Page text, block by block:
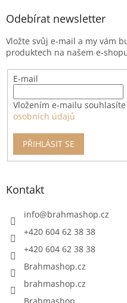
Odebírat newsletter
Vložte svůj e-mail a my vám
produktech na našem e-
E-mail
Vložením e-mailu souhlasíte
osobních údajů
PŘIHLÁSIT SE
Kontakt
info@brahmashop.cz
+420 604 62 38 38
+420 604 62 38 38
Brahmashop.cz
brahmashop.cz